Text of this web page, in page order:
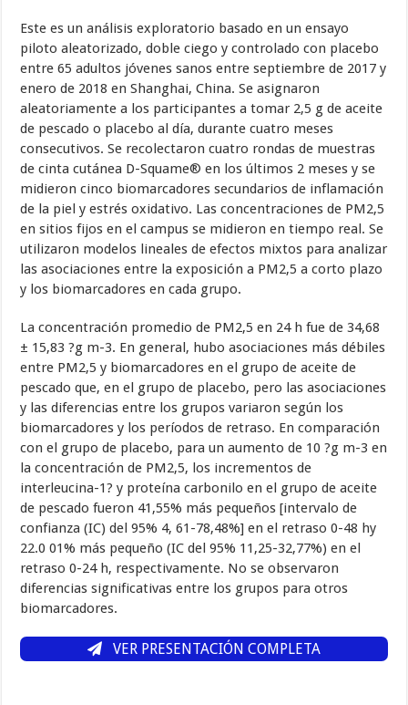
Este es un análisis exploratorio basado en un ensayo
piloto aleatorizado, doble ciego y controlado con placebo
entre 65 adultos jóvenes sanos entre septiembre de 2017 y
enero de 2018 en Shanghai, China. Se asignaron
aleatoriamente a los participantes a tomar 2,5 g de aceite
de pescado o placebo al día, durante cuatro meses
consecutivos. Se recolectaron cuatro rondas de muestras
de cinta cutánea D-Squame® en los últimos 2 meses y se
midieron cinco biomarcadores secundarios de inflamación
de la piel y estrés oxidativo. Las concentraciones de PM2,5
en sitios fijos en el campus se midieron en tiempo real. Se
utilizaron modelos lineales de efectos mixtos para analizar
las asociaciones entre la exposición a PM2,5 a corto plazo
y los biomarcadores en cada grupo.
La concentración promedio de PM2,5 en 24 h fue de 34,68
± 15,83 ?g m-3. En general, hubo asociaciones más débiles
entre PM2,5 y biomarcadores en el grupo de aceite de
pescado que, en el grupo de placebo, pero las asociaciones
y las diferencias entre los grupos variaron según los
biomarcadores y los períodos de retraso. En comparación
con el grupo de placebo, para un aumento de 10 ?g m-3 en
la concentración de PM2,5, los incrementos de
interleucina-1? y proteína carbonilo en el grupo de aceite
de pescado fueron 41,55% más pequeños [intervalo de
confianza (IC) del 95% 4, 61-78,48%] en el retraso 0-48 hy
22.0 01% más pequeño (IC del 95% 11,25-32,77%) en el
retraso 0-24 h, respectivamente. No se observaron
diferencias significativas entre los grupos para otros
biomarcadores.
VER PRESENTACIÓN COMPLETA